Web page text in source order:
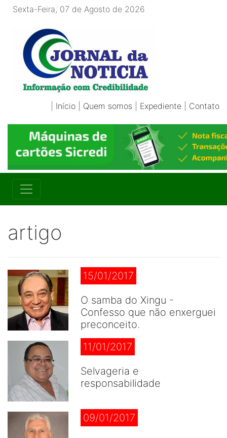
Sexta-Feira, 07 de Agosto de 2026
Início Quem somos Expediente Contato
artigo
15/01/2017
O samba do Xingu -
Confesso que não enxerguei
preconceito.
11/01/2017
Selvageria e
responsabilidade
09/01/2017